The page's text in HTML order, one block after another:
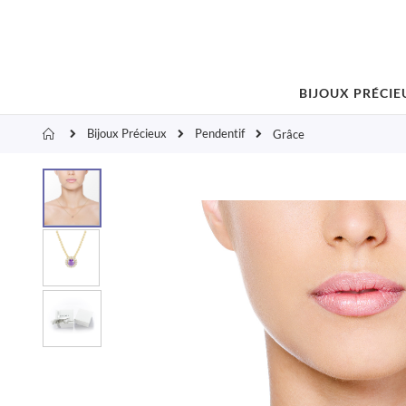
BIJOUX
AccueilBijoux Précieux Pendentif Grâce
Skip
the
end
images
gallery